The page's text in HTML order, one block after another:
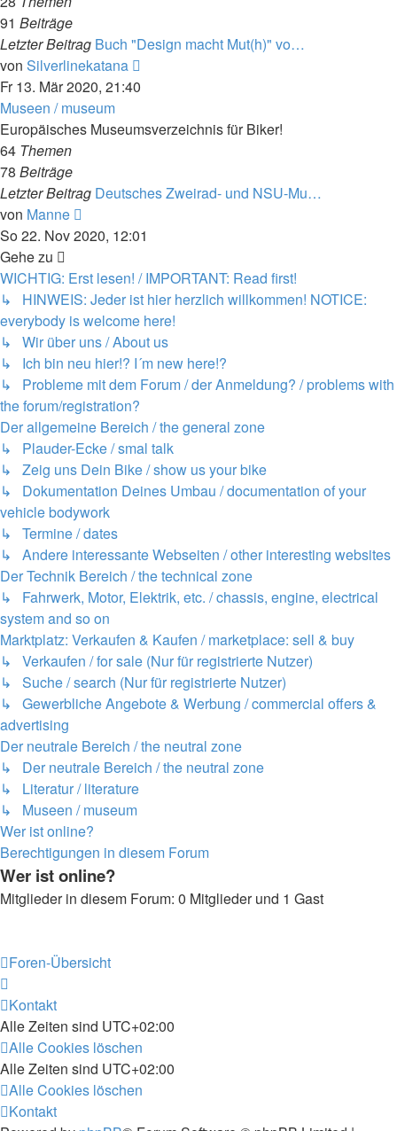
91 Beiträge
Letzter Beitrag Buch "Design macht Mut(h)" vo…
von Silverlinekatana
Fr 13. Mär 2020, 21:40
Museen / museum
Europäisches Museumsverzeichnis für Biker!
64 Themen
78 Beiträge
Letzter Beitrag Deutsches Zweirad- und NSU-Mu…
von Manne
Beitrag
So 22. Nov 2020, 12:01
Gehe zu
WICHTIG: Erst lesen! / IMPORTANT: Read first!
↳ HINWEIS: Jeder ist hier herzlich willkommen! NOTICE:
everybody is welcome here!
↳ Wir über uns / About us
↳ Ich bin neu hier!? I´m new here!?
↳ Probleme mit dem Forum / der Anmeldung? / problems with
the forum/registration?
Der allgemeine Bereich / the general zone
↳ Plauder-Ecke / smal talk
↳ Zeig uns Dein Bike / show us your bike
↳ Dokumentation Deines Umbau / documentation of your
vehicle bodywork
↳ Termine / dates
↳ Andere interessante Webseiten / other interesting websites
Der Technik Bereich / the technical zone
↳ Fahrwerk, Motor, Elektrik, etc. / chassis, engine, electrical
system and so on
Marktplatz: Verkaufen & Kaufen / marketplace: sell & buy
↳ Verkaufen / for sale (Nur für registrierte Nutzer)
↳ Suche / search (Nur für registrierte Nutzer)
↳ Gewerbliche Angebote & Werbung / commercial offers &
advertising
Der neutrale Bereich / the neutral zone
↳ Der neutrale Bereich / the neutral zone
↳ Literatur / literature
↳ Museen / museum
Wer ist online?
Berechtigungen in diesem Forum
Wer ist online?
Mitglieder in diesem Forum: 0 Mitglieder und 1 Gast
Foren-Übersicht
Kontakt
Alle Zeiten sind UTC+02:00
Alle Cookies löschen
Alle Zeiten sind UTC+02:00
Alle Cookies löschen
Kontakt